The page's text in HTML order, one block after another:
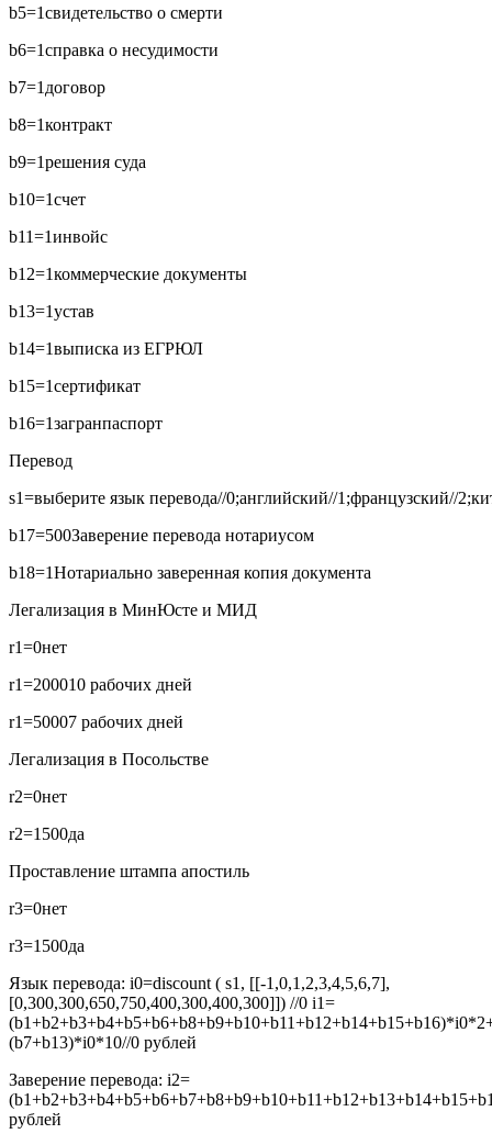
b5=1свидетельство о смерти
b6=1справка о несудимости
b7=1 договор
b8=1контракт
b9=1решения суда
b10=1счет
b11=1инвойс
b12=1коммерческие документы
b13=1устав
b14=1выписка из ЕГРЮЛ
b15=1сертификат
b16=1загранпаспорт
Перевод
s1=выберите язык перевода//0;английский//1;французский//
b17=500Заверение перевода нотариусом
b18=1Нотариально заверенная копия документа
Легализация в МинЮсте и МИД
r1=0нет
r1=200010 рабочих дней
r1=50007 рабочих дней
Легализация в Посольстве
r2=0нет
r2=1500да
Проставление штампа апостиль
r3=0нет
r3=1500да
Язык перевода: i0=discount ( s1, [[-1,0,1,2,3,4,5,6,7],
[0,300,300,650,750,400,300,400,300]]) //0 i1=
(b7+b13)*i0*10//0 рублей
Заверение перевода: i2=
рублей